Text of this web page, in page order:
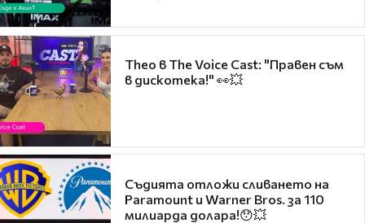
Theo в The Voice Cast: "Правен съм
в дискотека!" 👀💥
Съдията отложи сливането на
Paramount и Warner Bros. за 110
милиарда долара!😯💥